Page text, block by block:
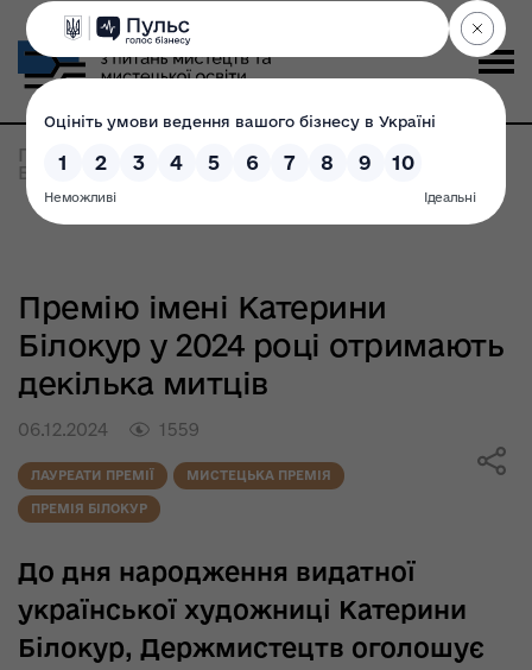
Головна Всі новини >
Премію імені Катерини
Білокур у 2024 році отримають декілька митців
Премію імені Катерини
Білокур у 2024 році отримають
декілька митців
06.12.2024 1559
ЛАУРЕАТИ ПРЕМІЇ МИСТЕЦЬКА ПРЕМІЯ
ПРЕМІЯ БІЛОКУР
До дня народження видатної
української художниці Катерини
Білокур, Держмистецтв оголошує